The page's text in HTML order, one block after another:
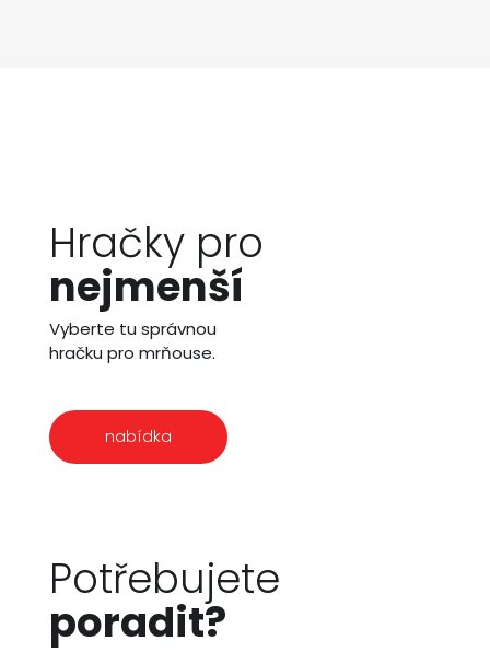
Hračky pro
nejmenší
Vyberte tu správnou
hračku pro mrňouse.
nabídka
Potřebujete
poradit?